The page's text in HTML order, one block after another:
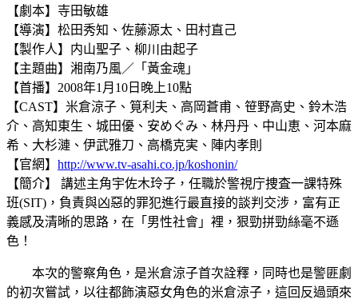
【劇本】寺田敏雄
【導演】松田秀知、佐藤源太、田村直己
【製作人】内山聖子、柳川由起子
【主題曲】湘南乃風／「黃金魂」
【首播】2008年1月10日晚上10點
【CAST】米倉涼子、筧利夫、高岡蒼甫、笹野高史、鈴木浩
介、高知東生、城田優、安めぐみ、林丹丹、中山恵、河本麻
希、大杉漣、伊武雅刀、高橋克実、陣内孝則
【官網】 http://www.tv-asahi.co.jp/koshonin/
【簡介】 講述主角宇佐木玲子，任職於警視庁捜査一課特殊
班(SIT)，負責與凶惡的罪犯進行最直接的談判交涉，富有正
義感及清晰的思路，在「男性社會」裡，狠勁拼勁絲毫不遜
色！
本次的警察角色，是米倉涼子首次詮釋，同時也是警匪劇
的初次嘗試，以往都飾演惡女角色的米倉涼子，這回反過頭來